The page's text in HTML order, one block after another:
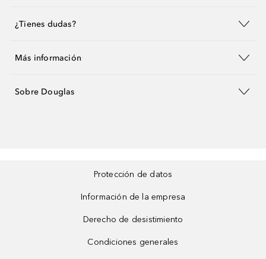
¿Tienes dudas?
Más información
Sobre Douglas
Protección de datos
Información de la empresa
Derecho de desistimiento
Condiciones generales